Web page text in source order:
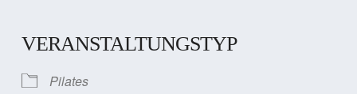
VERANSTALTUNGSTYP
Pilates